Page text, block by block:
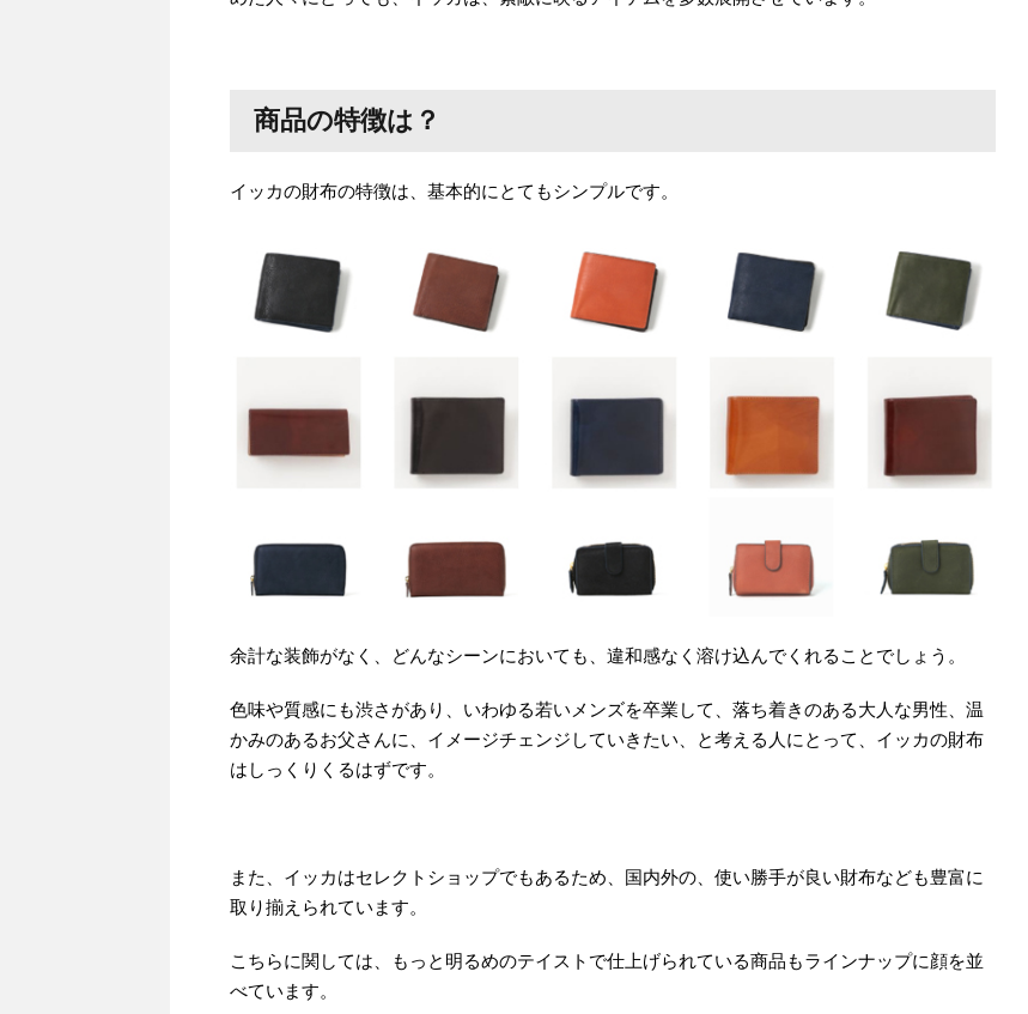
商品の特徴は？
イッカの財布の特徴は、基本的にとてもシンプルです。
余計な装飾がなく、どんなシーンにおいても、違和感なく溶け込んでくれることでしょう。
色味や質感にも渋さがあり、いわゆる若いメンズを卒業して、落ち着きのある大人な男性、温
かみのあるお父さんに、イメージチェンジしていきたい、と考える人にとって、イッカの財布
はしっくりくるはずです。
また、イッカはセレクトショップでもあるため、国内外の、使い勝手が良い財布なども豊富に
取り揃えられています。
こちらに関しては、もっと明るめのテイストで仕上げられている商品もラインナップに顔を並
べています。